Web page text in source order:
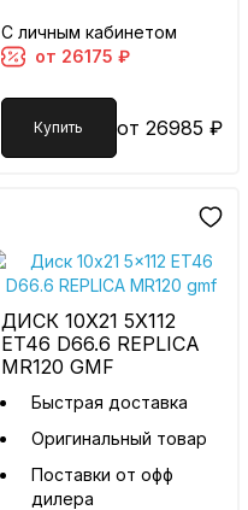
С личным кабинетом
от 26175 ₽
Купить от 26985 ₽
ДИСК 10X21 5X112
ET46 D66.6 REPLICA
MR120 GMF
Быстрая доставка
Оригинальный товар
Поставки от офф
дилера